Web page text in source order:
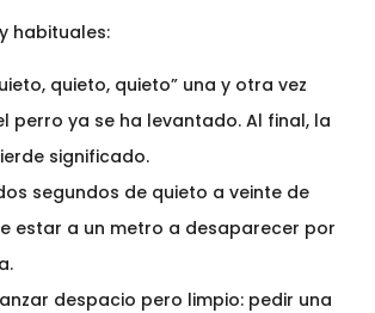
habituales:
quieto, quieto” una y otra vez
perro ya se ha levantado. Al final, la
significado.
segundos de quieto a veinte de
estar a un metro a desaparecer por
despacio pero limpio: pedir una